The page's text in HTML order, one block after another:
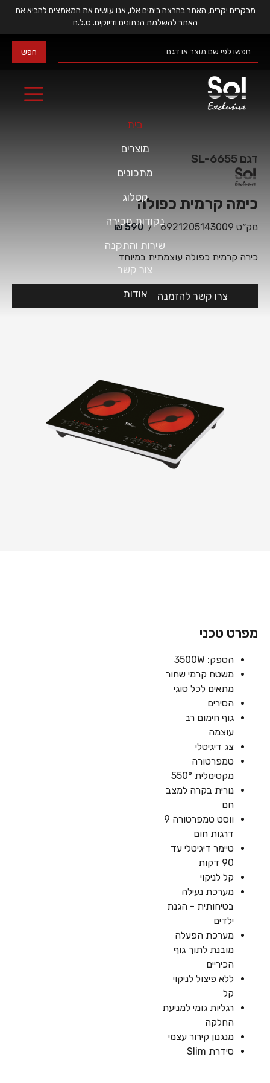
מבקרים יקרים, האתר בהרצה בימים אלו, אנו עושים את המאמצים להביא את
האתר להשלמת הנתונים ודיוקים. ט.ל.ח
בית
מוצרים
מתכונים
קטלוג
נקודות מכירה
שירות והתקנה
צור קשר
אודות
דגם SL-6655
כימה קרמית כפולה
מק״ט 6921205143009
/
590
₪
כירה קרמית כפולה עוצמתית במיוחד
צרו קשר להזמנה
מפרט טכני
הספק: 3500W
משטח קרמי שחור
מתאים לכל סוגי
הסירים
גוף חימום רב
עוצמה
צג דיגיטלי
טמפרטורה
מקסימלית 550°
נורית בקרה למצב
חם
ווסט טמפרטורה 9
דרגות חום
טיימר דיגיטלי עד
90 דקות
קל לניקוי
מערכת נעילה
בטיחותית - הגנת
ילדים
מערכת הפעלה
מובנת לתוך גוף
הכיריים
ללא פיצול לניקוי
קל
רגליות גומי למניעת
החלקה
מנגנון קירור עצמי
סידרת Slim